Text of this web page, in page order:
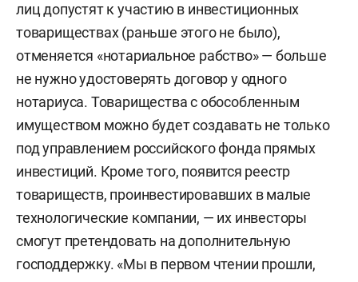
лиц допустят к участию в инвестиционных
товариществах (раньше этого не было),
отменяется «нотариальное рабство» — больше
не нужно удостоверять договор у одного
нотариуса. Товарищества с обособленным
имуществом можно будет создавать не только
под управлением российского фонда прямых
инвестиций. Кроме того, появится реестр
товариществ, проинвестировавших в малые
технологические компании, — их инвесторы
смогут претендовать на дополнительную
господдержку. «Мы в первом чтении прошли,